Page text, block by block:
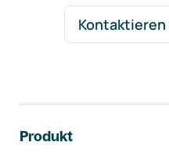
Kontaktieren
Produkt